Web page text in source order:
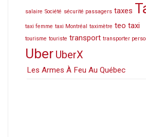
salaire Société sécurité passagers taxes
taxi femme taxi Montréal taximètre teo taxi
tourisme touriste transport transporter
Uber UberX
Les Armes À Feu Au Québec